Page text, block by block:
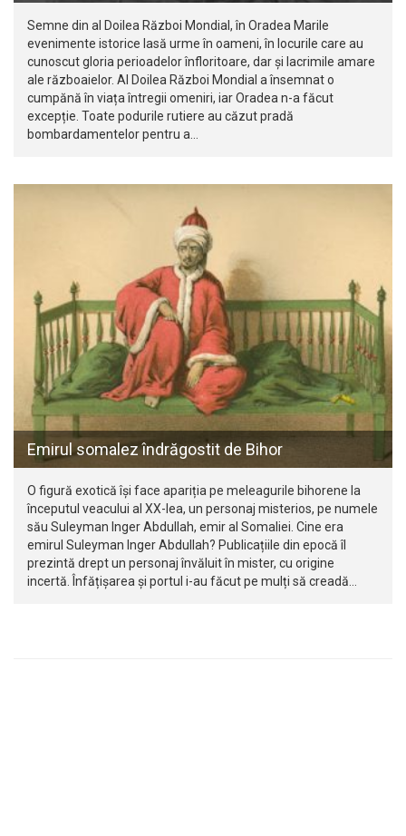
Semne din al Doilea Război Mondial, în Oradea Marile
evenimente istorice lasă urme în oameni, în locurile care au
cunoscut gloria perioadelor înfloritoare, dar și lacrimile amare
ale războaielor. Al Doilea Război Mondial a însemnat o
cumpănă în viața întregii omeniri, iar Oradea n-a făcut
excepție. Toate podurile rutiere au căzut pradă
bombardamentelor pentru a…
Emirul somalez îndrăgostit de Bihor
O figură exotică își face apariția pe meleagurile bihorene la
începutul veacului al XX-lea, un personaj misterios, pe numele
său Suleyman Inger Abdullah, emir al Somaliei. Cine era
emirul Suleyman Inger Abdullah? Publicațiile din epocă îl
prezintă drept un personaj învăluit în mister, cu origine
incertă. Înfățișarea și portul i-au făcut pe mulți să creadă…